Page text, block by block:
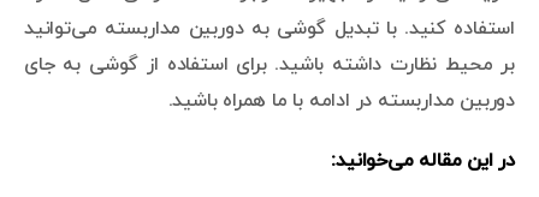
استفاده کنید. با تبدیل گوشی به دوربین مداربسته می‌توانید
بر محیط نظارت داشته باشید. برای استفاده از گوشی به جای
دوربین مداربسته در ادامه با ما همراه باشید.
در این مقاله می‌خوانید: